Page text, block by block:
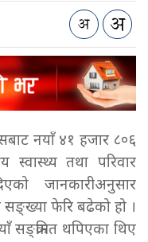
नयाँ ४१ हजार ८०६
तथा परिवार
जानकारीअनुसार
सङ्ख्या फेरि बढेको हो ।
सङ्क्रमित थपिएका थिए